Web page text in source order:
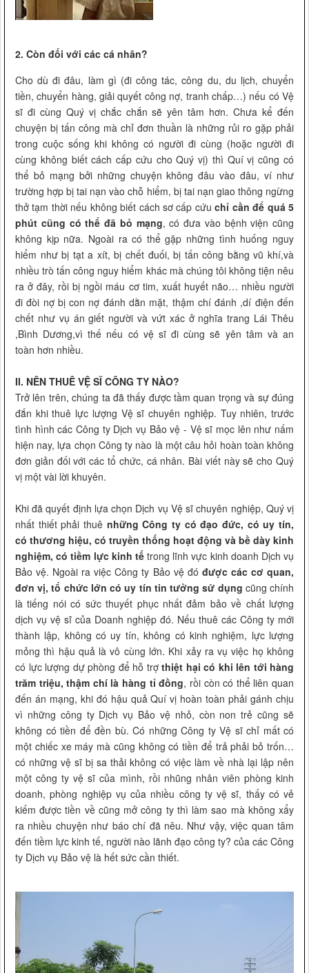
2. Còn đối với các cá nhân?
Cho dù đi đâu, làm gì (đi công tác, công du, du lịch, chuyển
tiền, chuyển hàng, giải quyết công nợ, tranh chấp…) nếu có Vệ
sĩ đi cùng Quý vị chắc chắn sẽ yên tâm hơn. Chưa kể đến
chuyện bị tấn công mà chỉ đơn thuần là những rủi ro gặp phải
trong cuộc sống khi không có người đi cùng (hoặc người đi
cùng không biết cách cấp cứu cho Quý vị) thì Quí vị cũng có
thể bỏ mạng bởi những chuyện không đâu vào đâu, ví như
trường hợp bị tai nạn vào chỗ hiểm, bị tai nạn giao thông ngừng
thở tạm thời nếu không biết cách sơ cấp cứuchỉ cần để quá 5
phút cũng có thể đã bỏ mạng, có đưa vào bệnh viện cũng
không kịp nữa. Ngoài ra có thể gặp những tình huống nguy
hiểm như bị tạt a xít, bị chết đuối, bị tấn công bằng vũ khí,và
nhiều trò tấn công nguy hiểm khác mà chúng tôi không tiện nêu
ra ở đây, rồi bị ngồi máu cơ tim, xuất huyết não… nhiều người
đi đòi nợ bị con nợ đánh dằn mặt, thậm chí đánh ,dí điện đến
chết như vụ án giết người và vứt xác ở nghĩa trang Lái Thêu
,Bình Dương,vì thế nếu có vệ sĩ đi cùng sẽ yên tâm và an
toàn hơn nhiều.
II. NÊN THUÊ VỆ SĨ CÔNG TY NÀO?
Trở lên trên, chúng ta đã thấy được tầm quan trọng và sự đúng
đắn khi thuê lực lượng Vệ sĩ chuyên nghiệp. Tuy nhiên, trước
tình hình các Công ty Dịch vụ Bảo vệ - Vệ sĩ mọc lên như nấm
hiện nay, lựa chọn Công ty nào là một câu hỏi hoàn toàn không
đơn giản đối với các tổ chức, cá nhân. Bài viết này sẽ cho Quý
vị một vài lời khuyên.
Khi đã quyết định lựa chọn Dịch vụ Vệ sĩ chuyên nghiệp, Quý vị
nhất thiết phải thuê những Công ty có đạo đức, có uy tín,
có thương hiệu, có truyền thống hoạt động và bề dày kinh
nghiệm, có tiềm lực kinh tếtrong lĩnh vực kinh doanh Dịch vụ
Bảo vệ. Ngoài ra việc Công ty Bảo vệ đó được các cơ quan,
đơn vị, tổ chức lớn có uy tín tin tưởng sử dụng cũng chính
là tiếng nói có sức thuyết phục nhất đảm bảo về chất lượng
dịch vụ vệ sĩ của Doanh nghiệp đó. Nếu thuê các Công ty mới
thành lập, không có uy tín, không có kinh nghiệm, lực lượng
mỏng thì hậu quả là vô cùng lớn. Khi xảy ra vụ việc họ không
có lực lượng dự phòng để hỗ trợ thiệt hại có khi lên tới hàng
trăm triệu, thậm chí là hàng tỉ đồng, rồi còn có thể liên quan
đến án mạng, khi đó hậu quả Quí vị hoàn toàn phải gánh chịu
vì những công ty Dịch vụ Bảo vệ nhỏ, còn non trẻ cũng sẽ
không có tiền để đền bù. Có những Công ty Vệ sĩ chỉ mất có
một chiếc xe máy mà cũng không có tiền để trả phải bỏ trốn…
có những vệ sĩ bị sa thải không có việc làm về nhà lại lập nên
một công ty vệ sĩ của mình, rồi nhũng nhân viên phòng kinh
doanh, phòng nghiệp vụ của nhiều công ty vệ sĩ, thấy có vẻ
kiếm được tiền về cũng mở công ty thì làm sao mà không xẩy
ra nhiều chuyện như báo chí đã nêu. Như vậy, việc quan tâm
đến tiềm lực kinh tế, người nào lãnh đạo công ty? của các Công
ty Dịch vụ Bảo vệ là hết sức cần thiết.